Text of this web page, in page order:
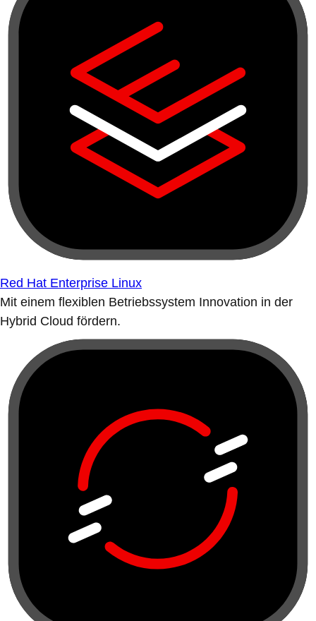
Red Hat Enterprise Linux
Mit einem flexiblen Betriebssystem Innovation in der
Hybrid Cloud fördern.